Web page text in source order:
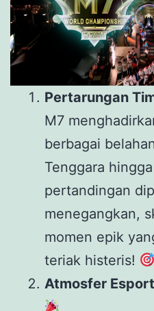
Pertarungan
M7
berbagai
Tenggara
pertandingan
menegangkan,
momen epik
teriak histeris!
Atmosfer